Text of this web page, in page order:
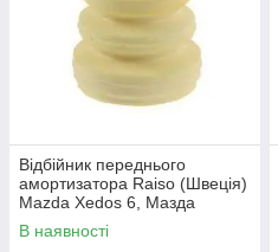
Відбійник переднього
амортизатора Raiso (Швеція)
Mazda Xedos 6, Мазда
Кседос 6 #RK48380
UANCTNT4
В наявності